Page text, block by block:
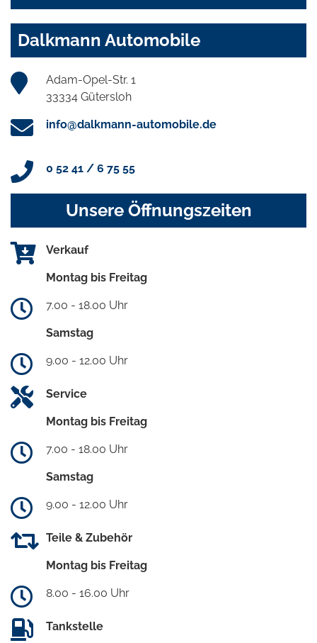
Dalkmann Automobile
Adam-Opel-Str. 1
33334 Gütersloh
info@dalkmann-automobile.de
0 52 41 / 6 75 55
Unsere Öffnungszeiten
Verkauf
Montag bis Freitag
7.00 - 18.00 Uhr
Samstag
9.00 - 12.00 Uhr
Service
Montag bis Freitag
7.00 - 18.00 Uhr
Samstag
9.00 - 12.00 Uhr
Teile & Zubehör
Montag bis Freitag
8.00 - 16.00 Uhr
Tankstelle